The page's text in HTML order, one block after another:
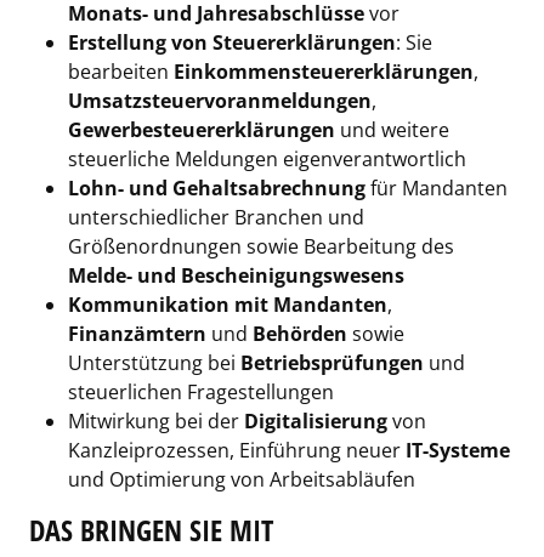
Monats- und Jahresabschlüssevor
Erstellung von Steuererklärungen: Sie
bearbeiten Einkommensteuererklärungen,
Umsatzsteuervoranmeldungen,
Gewerbesteuererklärungen und weitere
steuerliche Meldungen eigenverantwortlich
Lohn- und Gehaltsabrechnungfür Mandanten
unterschiedlicher Branchen und
Größenordnungen sowie Bearbeitung des
Melde- und Bescheinigungswesens
Kommunikation mit Mandanten,
Finanzämtern und Behörden sowie
Unterstützung bei Betriebsprüfungen und
steuerlichen Fragestellungen
Mitwirkung bei der Digitalisierungvon
Kanzleiprozessen, Einführung neuer IT-Systeme
und Optimierung von Arbeitsabläufen
DAS BRINGEN SIE MIT